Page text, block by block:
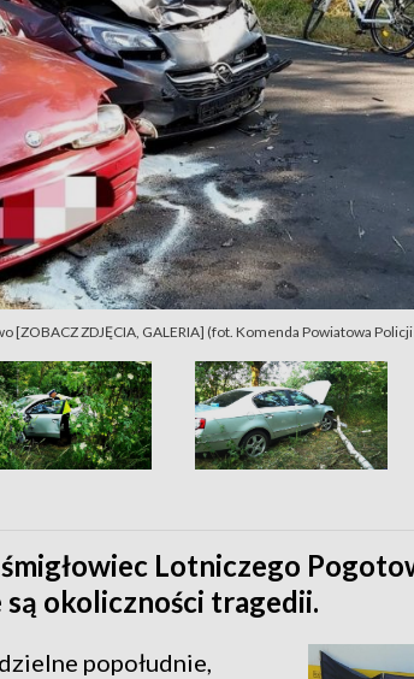
ZDJĘCIA, GALERIA] (fot. Komenda Powiatowa Policji
Lotniczego
okoliczności tragedii.
popołudnie,